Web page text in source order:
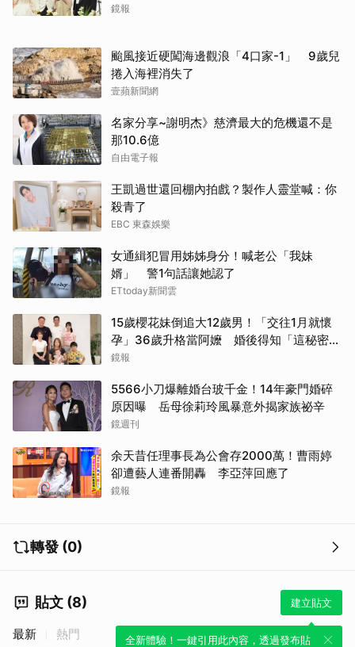
離開嗎？
鏡報
颱風接近硬闖海邊觀浪「4口家-1」 9歲兒
捲入海裡消失了
壹蘋新聞網
名家分享~謝明杰》慈濟最大的危機還不是
那10.6億
自由電子報
王凱過世還回棚內拍戲？製作人靈堂喊：你
殺青了
EBC 東森娛樂
女通緝犯冒用姊姊身分！喊老公「我妹
婿」 警1句話讓她認了
ETtoday新聞雲
15歲櫻花妹倒追大12歲男！「交往1月就懷
孕」36歲升格當阿嬤 婚後得知「這秘密」
傻眼了
鏡報
5566小刀爆離婚台玻千金！14年豪門婚碎
原因曝 岳母徐莉玲風暴意外揭家族祕辛
鏡週刊
余天昔任理事長為公會存2000萬！曹雨婷
卻遭藝人連番開轟 李亞萍回應了
鏡報
轉發 (0)
貼文 (8) 建立貼文
全新體驗！一鍵引用此內容，透過發布貼
最新 熱門
取消